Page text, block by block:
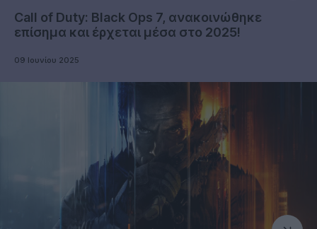
Call of Duty: Black Ops 7, ανακοινώθηκε
επίσημα και έρχεται μέσα στο 2025!
09 Ιουνίου 2025